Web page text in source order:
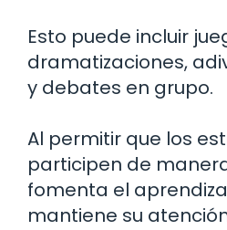
Esto puede incluir
dramatizaciones,
y debates en grupo.
Al permitir que los
participen de
fomenta el
mantiene su